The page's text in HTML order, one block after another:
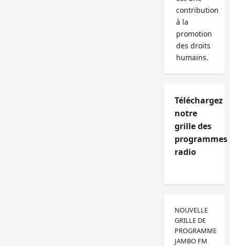
contribution
à la
promotion
des droits
humains.
Téléchargez
notre
grille des
programmes
radio
NOUVELLE
GRILLE DE
PROGRAMME
JAMBO FM